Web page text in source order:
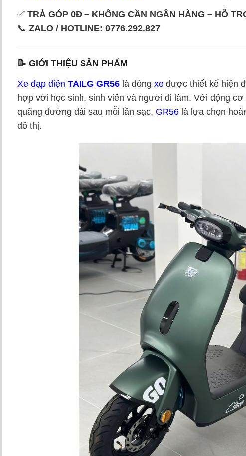
✅ TRẢ GÓP 0Đ – KHÔNG CẦN NGÂN HÀNG – HỖ
📞 ZALO / HOTLINE: 0776.292.827
📝 GIỚI THIỆU SẢN PHẨM
Xe đạp điện TAILG GR56 là dòng xe được thiết kế hiện
hợp với học sinh, sinh viên và người đi làm. Với động
quãng đường dài sau mỗi lần sạc, GR56 là lựa chọn
đô thị.